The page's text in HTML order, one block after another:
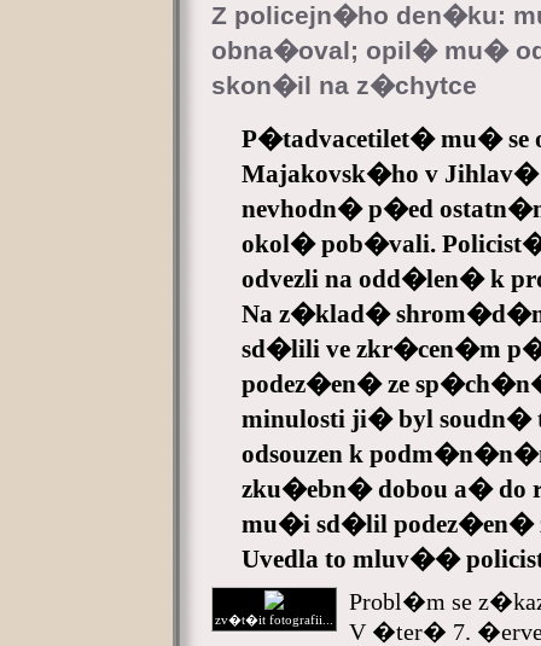
Z policejn�ho den�ku:
obna�oval; opil� mu�
skon�il na z�chytce
P�tadvacetilet� mu� se
Majakovsk�ho v Jihlav�
nevhodn� p�ed
okol� pob�vali.
odvezli na odd�len� k
Na z�klad�
sd�lili ve zkr�cen�m
podez�en� ze
minulosti ji� byl soudn�
odsouzen k
zku�ebn� dobou a� do
mu�i sd�lil
Uvedla to mluv��
zv�t�it fotografii...
Probl�m se
V �ter� 7.